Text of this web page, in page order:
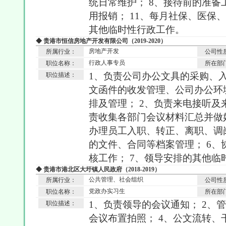
统日常维护； 8、接待前的准备
用报销； 11、每月社保、医保
其他临时性行政工作。
◆ 贵港市恒信房地产开发有限公司（2019-2020）
所属行业：
房地产开发
公司性
职位名称：
行政人事专员
所在部
职位描述：
1、负责公司办公文具的采购、
文函件的收发管理、公司办公
排及管理； 2、负责来电接听及
责收集各部门会议材料汇总并
办理员工入职、转正、离职、
的文件、合同等档案管理； 6
核工作； 7、领导安排的其他临
◆ 贵港市港北区大圩镇人民政府（2018-2019）
所属行业：
公共管理、社会组织
公司性
职位名称：
党政办实习生
所在部
职位描述：
1、负责领导的会议通知； 2、
会议布置拍照； 4、公文流转、